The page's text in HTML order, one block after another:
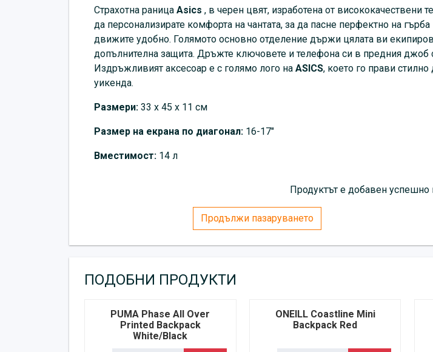
Страхотна раница Asics , в черен цвят, изработена от висококачествени
да персонализирате комфорта на чантата, за да пасне перфектно на
движите удобно. Голямото основно отделение държи цялата ви
допълнителна защита. Дръжте ключовете и телефона си в предния джоб
Издръжливият аксесоар е с голямо лого на ASICS, което го прави
уикенда.
Размери: 33 x 45 x 11 см
Размер на екрана по диагонал: 16-17″
Вместимост: 14 л
Продуктът е добавен
Продължи пазаруването
ПОДОБНИ ПРОДУКТИ
PUMA Phase All Over
Printed Backpack
White/Black
ONEILL Coastline Mini
Backpack Red